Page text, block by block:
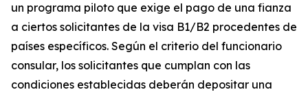
un programa piloto que exige el pago de una fianza
a ciertos solicitantes de la visa B1/B2 procedentes de
países específicos. Según el criterio del funcionario
consular, los solicitantes que cumplan con las
condiciones establecidas deberán depositar una